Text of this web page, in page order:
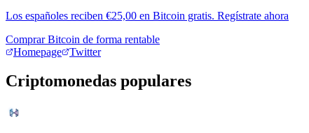
Los españoles reciben €25,00 en Bitcoin gratis. Regístrate ahora
Comprar Bitcoin de forma rentable
Homepage
Twitter
Criptomonedas populares